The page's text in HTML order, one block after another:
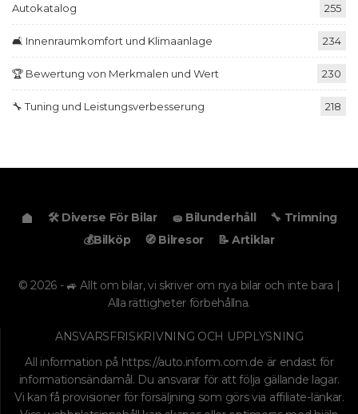
Autokatalog 255
🛋️ Innenraumkomfort und Klimaanlage 234
🏆 Bewertung von Merkmalen und Wert 230
🔧 Tuning und Leistungsverbesserung 218
🛠️ Diverse För Bilar 🧽 Bilunderhåll
🔧 Trimning
💰Bilköp
🧭 Bilresor 📝 Artiklar
© 2026 - 🚙 Allt om bilar, vi skriver om nya bilar och inte bara |
Alla rättigheter förbehållna.
ANSVARSFRISKRIVNING OCH UPPLYSNING
All information på https://auto.inform.com.de är endast för
informationsändamål. Du ansvarar för att följa gällande lagar.
Vi kan få provisioner för försäljning som görs via affiliate-länkar.